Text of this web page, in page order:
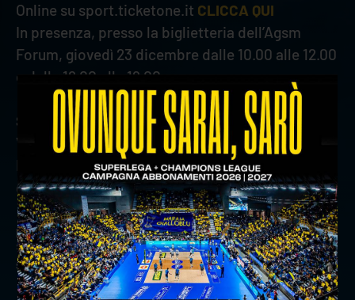
Online su sport.ticketone.it CLICCA QUI
In presenza, presso la biglietteria dell’Agsm
Forum, giovedì 23 dicembre dalle 10.00 alle 12.00
e dalle 16.00 alle 19.00.
SUPER GREEN PASS
Verona Volley ricorda che l'accesso all'Agsm
Forum è permesso esclusivamente previa
esibizione di Super Green Pass.
precedente:rok mozic premiato all'athlete of the year in
slovenia
successivo:un brindisi gialloblù al natale dello sportivo
news prima squadra